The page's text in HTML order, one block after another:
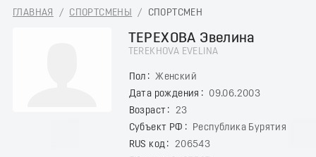
ГЛАВНАЯ / СПОРТСМЕНЫ / СПОРТСМЕН
ТЕРЕХОВА Эвелина
TEREKHOVA EVELINA
Пол
Женский
Дата рождения
09.06.2003
Возраст
23
Субъект РФ
Республика Бурятия
RUS код
206543